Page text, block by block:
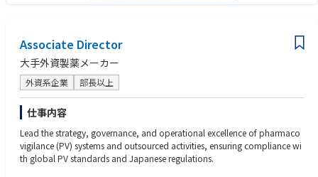
・電子部品事業の安全・品質・法令遵守を支える中核業務に携われます
・個別対応だけでなく、社内ルールや業務プロセスづくりから関与できま
す
・法令・規格の知識を活かし、開発・品質・製造など幅広い部門と連携で
きます
・将来的には、業界標準の策定・活用に関する活動にも関与できる可能性
があります
・安全規格・法令対応の体制をさらに強化していくフェーズであり、業務
・電子部品、電気・電子機器、産業機器、自動車部品等に関する業務経験
・製品安全、EMC、無線、製品セキュリティ等の法令・規格対応経験
・法規・規格に適合する製品設計、または認証機関への申請業務の経験
・社内ルール・手順・業務フローの策定、展開、定着化の経験
・プロジェクトリーダー経験
・業界団体や標準化機関における規格策定・改訂活動への参画経験
・TOEIC 650点以上、または英語でのメール・資料確認に抵抗がない方
◆歓迎する人物像
・誠実・謙虚に業務へ向き合い、最後までやりきる責任感のある方
・課題から逃げず、主体的に考え行動できる方
Associate Director
大手外資製薬メーカー
外資系企業 部長以上
仕事内容
Lead the strategy, governance, and operational excellence of pharmaco
vigilance (PV) systems and outsourced activities, ensuring compliance wi
th global PV standards and Japanese regulations.